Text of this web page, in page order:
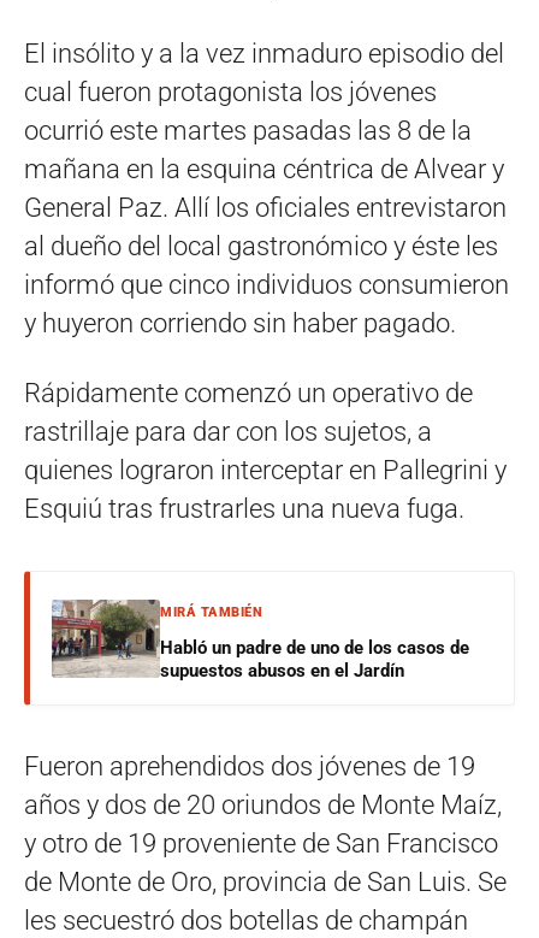
El insólito y a la vez inmaduro episodio del
cual fueron protagonista los jóvenes
ocurrió este martes pasadas las 8 de la
mañana en la esquina céntrica de Alvear y
General Paz. Allí los oficiales entrevistaron
al dueño del local gastronómico y éste les
informó que cinco individuos consumieron
y huyeron corriendo sin haber pagado.
Rápidamente comenzó un operativo de
rastrillaje para dar con los sujetos, a
quienes lograron interceptar en Pallegrini y
Esquiú tras frustrarles una nueva fuga.
MIRÁ TAMBIÉN
Habló un padre de uno de los casos de
supuestos abusos en el Jardín
Fueron aprehendidos dos jóvenes de 19
años y dos de 20 oriundos de Monte Maíz,
y otro de 19 proveniente de San Francisco
de Monte de Oro, provincia de San Luis. Se
les secuestró dos botellas de champán